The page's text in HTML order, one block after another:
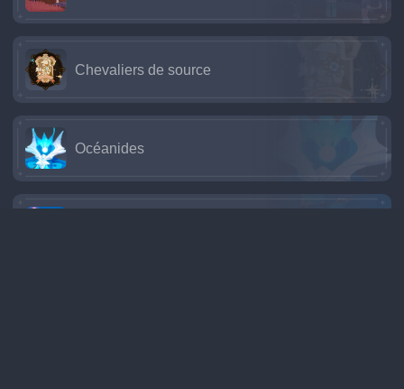
Chevaliers de source
Océanides